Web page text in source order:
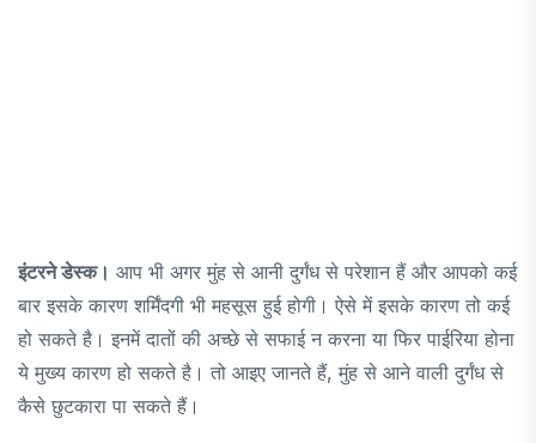
इंटरने डेस्क। आप भी अगर मुंह से आनी दुर्गंध से परेशान हैं और आपको कई
बार इसके कारण शर्मिंदगी भी महसूस हुई होगी। ऐसे में इसके कारण तो कई
हो सकते है। इनमें दातों की अच्छे से सफाई न करना या फिर पाईरिया होना
ये मुख्य कारण हो सकते है। तो आइए जानते हैं, मुंह से आने वाली दुर्गंध से
कैसे छुटकारा पा सकते हैं।